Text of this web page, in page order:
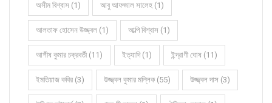
অসীম বিশ্বাস (1) আবু আফজাল সালেহ (1)
আলতাফ হোসেন উজ্জ্বল (1) আল্পি বিশ্বাস (1)
আশীষ কুমার চক্রবর্তী (11) ইত্যাদি (1) ইন্দ্রাণী ঘোষ (11)
ইমতিয়াজ কবির (3) উজ্জ্বল কুমার মল্লিক (55) উজ্জ্বল দাস (3)